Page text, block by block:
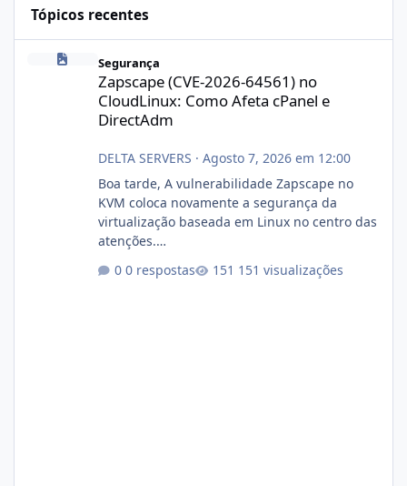
Tópicos recentes
Zapscape (CVE-2026-64561) no CloudLinux: Como Afeta cPanel
Segurança
Zapscape (CVE-2026-64561) no
CloudLinux: Como Afeta cPanel e
DirectAdm
DELTA SERVERS · Agosto 7, 2026 em 12:00
Boa tarde, A vulnerabilidade Zapscape no
KVM coloca novamente a segurança da
virtualização baseada em Linux no centro das
atenções.
xjx23zz5f Criamos uma breve explicação:
0 respostas 151 visualizações